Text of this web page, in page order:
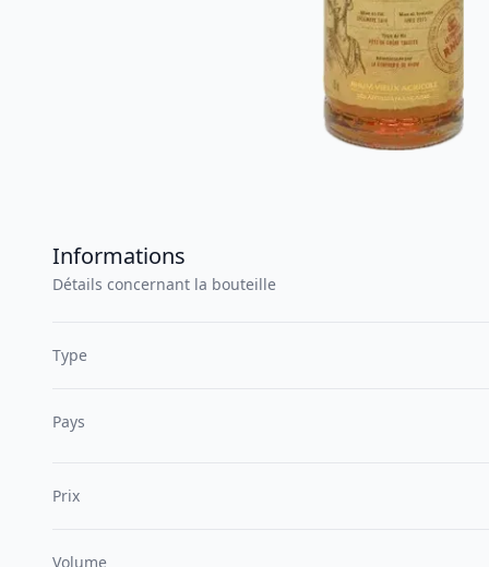
Informations
Détails concernant la bouteille
Type
Pays
Prix
Volume